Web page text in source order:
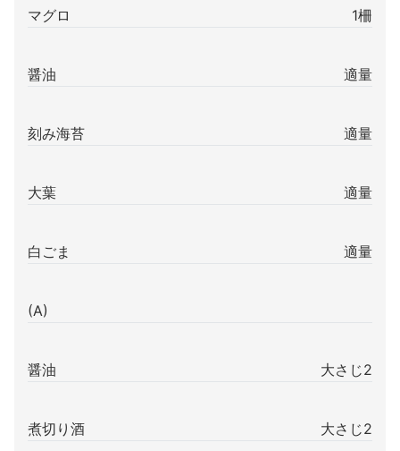
マグロ 1柵
醤油 適量
刻み海苔 適量
大葉 適量
白ごま 適量
(A)
醤油 大さじ2
煮切り酒 大さじ2